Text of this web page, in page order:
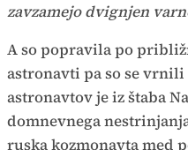
zavzamejo dvignjen
A so popravila po
astronavti pa so se
astronavtov je iz štaba
domnevnega
ruska kozmonavta med